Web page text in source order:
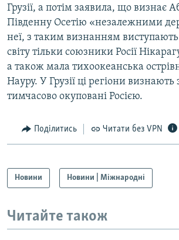
Грузії, а потім заявила, що визнає
Південну Осетію «незалежними
неї, з таким визнанням виступають
світу тільки союзники Росії
а також мала тихоокеанська
Науру. У Грузії ці регіони визнають
тимчасово окуповані Росією.
Поділитись Читати без VPN
Новини Новини | Міжнародні
Читайте також